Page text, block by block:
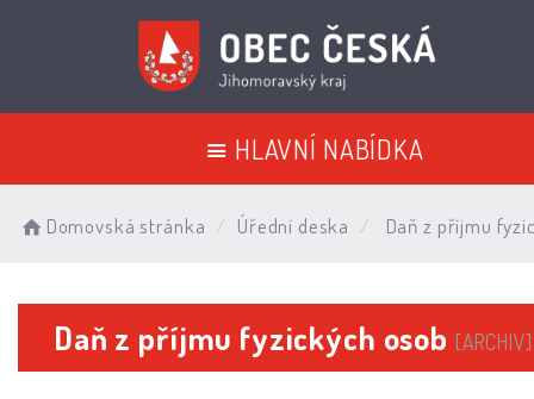
HLAVNÍ NABÍDKA
Domovská stránka Úřední deska Daň z příjmu
Daň z příjmu fyzických osob [ARCHIV]